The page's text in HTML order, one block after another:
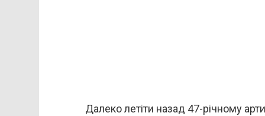
Далеко летіти назад 47-річному